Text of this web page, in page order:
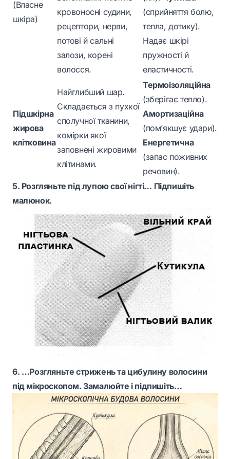
(Власне
шкіра)
кровоносні судини,
рецептори, нерви,
потові й сальні
залози, корені
волосся.
(сприйняття болю,
тепла, дотику).
Надає шкірі
пружності й
еластичності.
Підшкірна
жирова
клітковина
Найглибший шар.
Складається з пухкої
сполучної тканини,
комірки якої
заповнені жировими
клітинами.
Термоізоляційна
(зберігає тепло).
Амортизаційна
(пом’якшує удари).
Енергетична
(запас поживних
речовин).
5. Розгляньте під лупою свої нігті… Підпишіть
малюнок.
6. …Розгляньте стрижень та цибулину волосини
під мікроскопом. Замалюйте і підпишіть…